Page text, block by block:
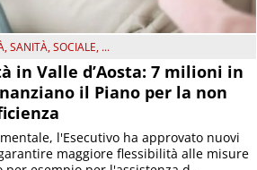
,SANITÀ,SOCIALE, ...
in Valle d’Aosta: 7 milioni in
il Piano per la non
l'Esecutivo ha approvato nuovi
maggiore flessibilità alle misure